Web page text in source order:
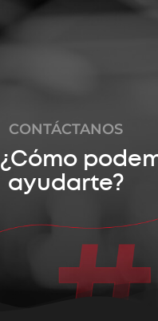
CONTÁCTANOS
¿Cómo
ayudarte?